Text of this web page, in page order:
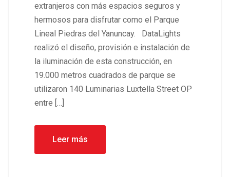
extranjeros con más espacios seguros y
hermosos para disfrutar como el Parque
Lineal Piedras del Yanuncay. DataLights
realizó el diseño, provisión e instalación de
la iluminación de esta construcción, en
19.000 metros cuadrados de parque se
utilizaron 140 Luminarias Luxtella Street OP
entre […]
Leer más